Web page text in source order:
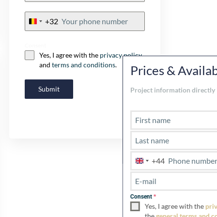
Belgium
+32
Yes, I agree with the privacy policy
and terms and conditions.
Submit
Prices & Availability
Project information directly in your inbox!
Yes, I agree with theprivacypolicyand